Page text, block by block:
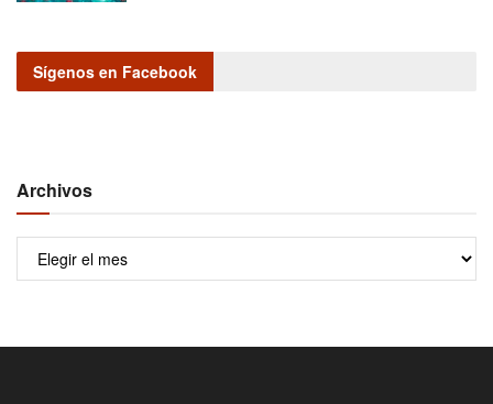
Sígenos en Facebook
Archivos